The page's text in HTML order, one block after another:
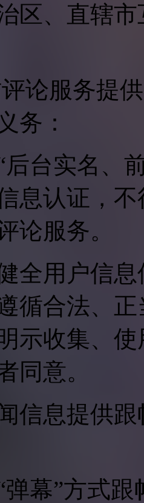
区、直辖
论服务提
务：
后台实名、
息认证，
论服务。
全用户信
循合法、
示收集、
同意。
信息提供
弹幕”方式